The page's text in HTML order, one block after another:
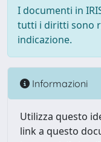
I documenti in
tutti i diritti sono
indicazione.
Informazioni
Utilizza questo
link a questo